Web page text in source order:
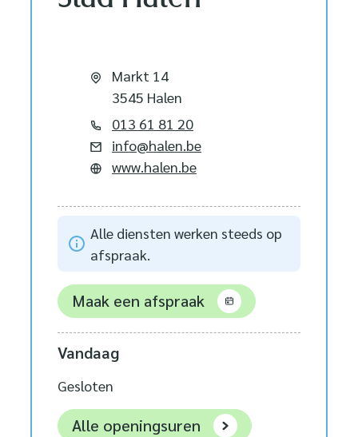
Adres
Markt 14
,3545 Halen
013 61 81 20
E-mail
info@halen.be
Website www.halen.be
Alle diensten werken steeds op
afspraak.
Maak een afspraak
Vandaag
Gesloten
Alle openingsuren Stad Halen